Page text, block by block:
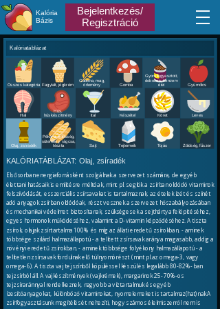
Kalória
Bázis
Bejelentkezés/
Regisztráció
Kalóriatáblázat
Összes kategória Fagylalt, jégkrém
Gabona, mag,
örlemény
Gomba
Gyorsfagyasztott,
dobozos, konzerv
étel
Gyümölcs
Hal
Hús,
húskészítmény Ital Készétel Köret Leves
Olaj, zsíradék
Pékáru, édesség,
sütemény, rágcsa,
tészta Sajt Tejtermék Tojás Zöldség, fűszer
KALÓRIATÁBLÁZAT:Olaj, zsíradék
Elsősorban energiaforrásként szolgálnak a szervezet számára, de egyéb
élettani hatásaik is említésre méltóak, mint pl. segítik a zsírban oldódó vitaminok
felszívódását, esszenciális zsírsavakat is tartalmaznak, az ételek ízét és színét
adó anyagok zsírban oldódóak, részt vesznek a szervezet hőszabályozásában
és mechanikai védelmet biztosítanak, szükségesek a sejthártya felépítéséhez,
egyes hormonok működéséhez, valamint a D-vitamin képződéséhez. A tiszta
zsírok, olajak zsírtartalma 100% és míg az állati eredetű zsírokban, - aminek
többsége szilárd halmazállapotú - a telített zsírsavak aránya magasabb, addig a
növényi eredetű zsírokban, - aminek többsége folyékony halmazállapotú - a
telítetlen zsírsavak fordulnak elő túlnyomórészt (mint pl.az omega-3, vagy
omega-6). A tiszta vaj tejszínből köpüléssel készül és legalább 80-82%-ban
tejzsírból áll. A vajkészítmények (vajkrémek), margarinok 25-70%-os
tejzsíraránnyal rendelkeznek, nagyobb a víztartalmuk és egyéb
ízesítőanyagokat, különböző vitaminokat, nyomelemeket is tartalmaz(hat)nak.A
zsírfogyasztásunk megítélését nehezíti, hogy számos élelmiszerről nem is